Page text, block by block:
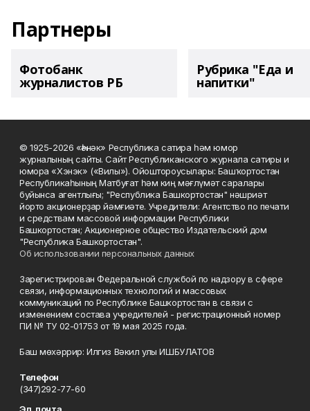
Партнеры
Фотобанк
журналистов РБ
Рубрика "Еда и
напитки"
© 1925-2026 «Һәнәк» Республика сатира һәм юмор
журналының сайты. Сайт Республиканского журнала сатиры и
юмора «Хэнэк» («Вилы»). Ойоштороусылары: Башҡортостан
Республикаһының Матбуғат һәм киң мәғлүмәт саралары
буйынса агентлығы; "Республика Башкортостан" нәшриәт
йорто акционерҙар йәмғиәте. Учредители: Агентство по печати
и средствам массовой информации Республики
Башкортостан; Акционерное общество Издательский дом
"Республика Башкортостан".
Об использовании персональных данных
Зарегистрирован Федеральной службой по надзору в сфере
связи, информационных технологий и массовых
коммуникаций по Республике Башкортостан в связи с
изменением состава учредителей - регистрационный номер
ПИ № ТУ 02-01753 от 19 мая 2025 года.
Баш мөхәррир: Илгиз Вәкил улы ИШБУЛАТОВ
Телефон
(347)292-77-60